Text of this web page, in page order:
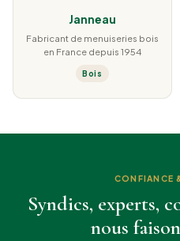
Janneau
Fabricant de menuiseries bois
en France depuis 1954
Bois
CONFIANCE
Syndics, experts,
nous